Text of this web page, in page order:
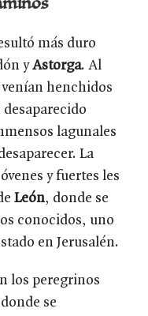
más duro
yAstorga. Al
venían henchidos
lagunales
La
y fuertes les
León, donde se
conocidos, uno
en Jerusalén.
los peregrinos
se